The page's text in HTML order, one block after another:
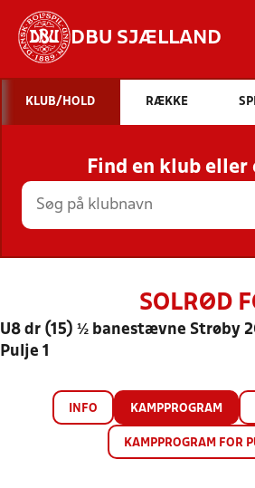
DBU SJÆLLAND
STILLINGER, RESULTATER,
HOLD
KLUB/HOLD RÆKKE
Find en klub eller
SOLRØD
U8 dr (15) ½ banestævne Strøby
Pulje 1
INFO KAMPPROGRAM
KAMPPROGRAM FOR